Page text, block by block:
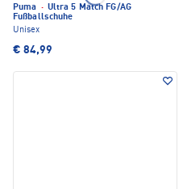
Puma · Ultra 5 Match FG/AG
Fußballschuhe
Unisex
€ 84,99